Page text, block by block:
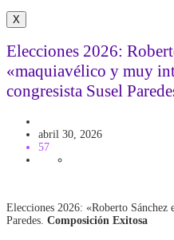
X
Elecciones 2026:
«maquiavélico y muy
congresista Susel
abril 30, 2026
57
Elecciones 2026: «Roberto Sánchez
Paredes. Composición Exitosa